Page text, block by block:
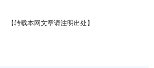
【转载本网文章请注明出处】